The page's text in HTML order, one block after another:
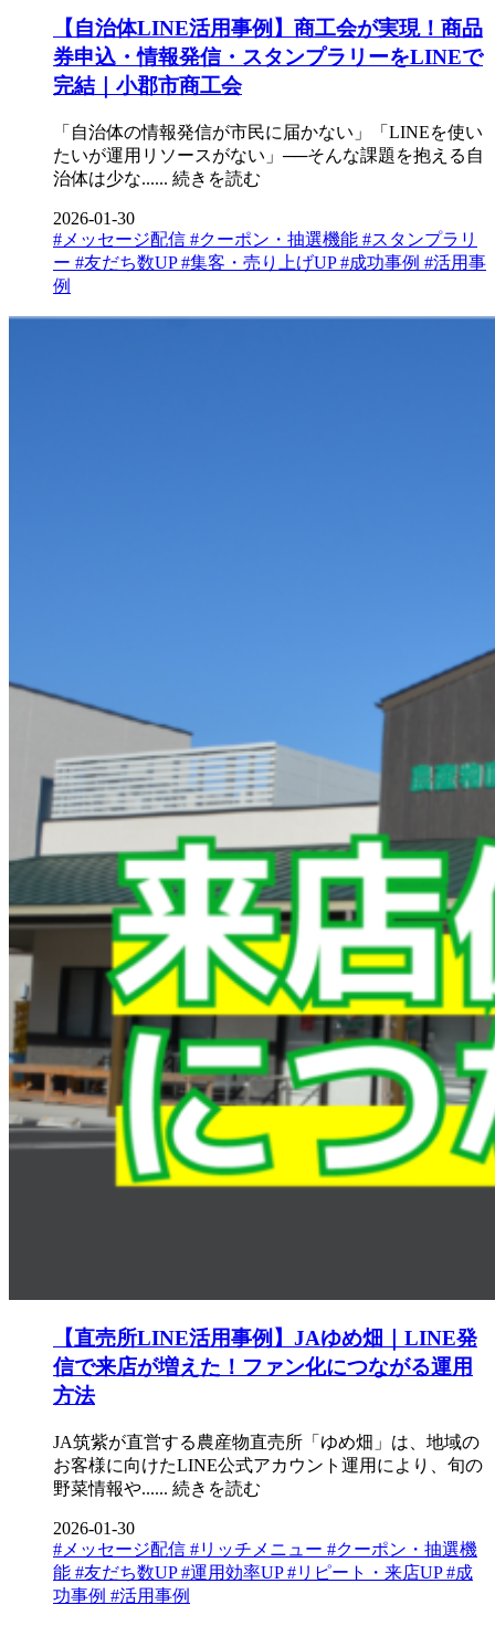
【自治体LINE活用事例】商工会が実現！商品
券申込・情報発信・スタンプラリーをLINEで
完結｜小郡市商工会
「自治体の情報発信が市民に届かない」「LINEを使い
たいが運用リソースがない」──そんな課題を抱える自
治体は少な...... 続きを読む
2026-01-30
#メッセージ配信 #クーポン・抽選機能 #スタンプラリ
ー #友だち数UP#集客・売り上げUP#成功事例 #活用事
例
【直売所LINE活用事例】JAゆめ畑｜LINE発
信で来店が増えた！ファン化につながる運用
方法
JA筑紫が直営する農産物直売所「ゆめ畑」は、地域の
お客様に向けたLINE公式アカウント運用により、旬の
野菜情報や...... 続きを読む
2026-01-30
#メッセージ配信 #リッチメニュー #クーポン・抽選機
能 #友だち数UP#運用効率UP#リピート・来店UP#成
功事例 #活用事例